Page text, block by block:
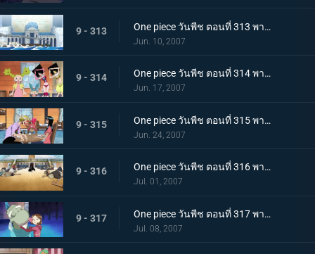
9 - 313 One piece วันพีช ตอนที่ 313 พากย์ไทย ความสงบที่ถูกทำลาย! พลเรือโทผู้ใช้หมัดแห่งความรัก
Jun. 10, 2007
9 - 314 One piece วันพีช ตอนที่ 314 พากย์ไทย ตระกูลสุดแกร่ง? พ่อของลูฟี่ที่ถูกเปิดเผย!
Jun. 17, 2007
9 - 315 One piece วันพีช ตอนที่ 315 พากย์ไทย ชื่อนั้นคือโลกใหม่! เส้นทางของแกรนไลน์!
Jun. 24, 2007
9 - 316 One piece วันพีช ตอนที่ 316 พากย์ไทย แชงคูสเคลื่อนไหว! หนทางสู่ยุคสมัยอันบ้าคลั่ง!!
Jul. 01, 2007
9 - 317 One piece วันพีช ตอนที่ 317 พากย์ไทย เด็กสาวผู้ตามหายางาร่า! การสืบสวนครั้งใหญ่ในเมืองแห่งน้ำ!
Jul. 08, 2007